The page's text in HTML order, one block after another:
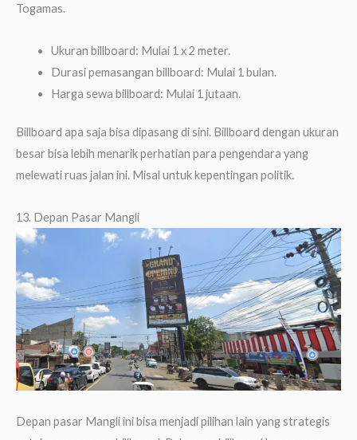
Togamas.
Ukuran billboard: Mulai 1 x 2 meter.
Durasi pemasangan billboard: Mulai 1 bulan.
Harga sewa billboard: Mulai 1 jutaan.
Billboard apa saja bisa dipasang di sini. Billboard dengan ukuran
besar bisa lebih menarik perhatian para pengendara yang
melewati ruas jalan ini. Misal untuk kepentingan politik.
13. Depan Pasar Mangli
Depan pasar Mangli ini bisa menjadi pilihan lain yang strategis